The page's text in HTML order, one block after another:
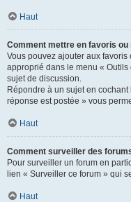
Haut
Comment mettre en favoris
Vous pouvez ajouter aux
approprié dans le menu «
sujet de discussion.
Répondre à un sujet en cochant
réponse est postée » vous
Haut
Comment surveiller des
Pour surveiller un forum en
lien « Surveiller ce forum » qui
Haut